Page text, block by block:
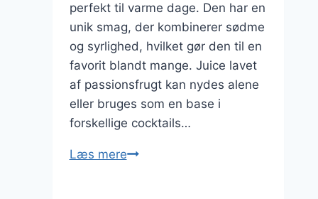
perfekt til varme dage. Den har en
unik smag, der kombinerer sødme
og syrlighed, hvilket gør den til en
favorit blandt mange. Juice lavet
af passionsfrugt kan nydes alene
eller bruges som en base i
forskellige cocktails…
Læs merePassionsfrugt